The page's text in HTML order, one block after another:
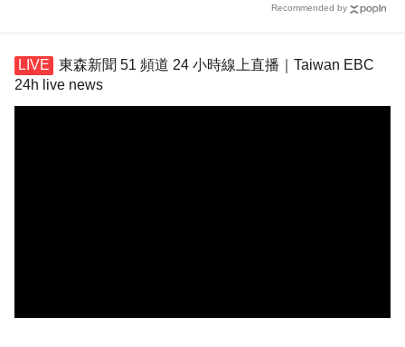
Recommended by
東森新聞 51 頻道 24 小時線上直播｜Taiwan EBC
24h live news